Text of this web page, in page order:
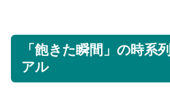
「飽きた瞬間」の時系
アル